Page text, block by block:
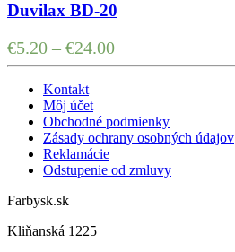
Duvilax BD-20
€5.20 – €24.00
Kontakt
Môj účet
Obchodné podmienky
Zásady ochrany osobných údajov
Reklamácie
Odstupenie od zmluvy
Farbysk.sk
Kliňanská 1225